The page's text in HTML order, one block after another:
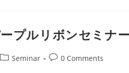
プルリボンセミナ
PostSeminar
Post0 Comments